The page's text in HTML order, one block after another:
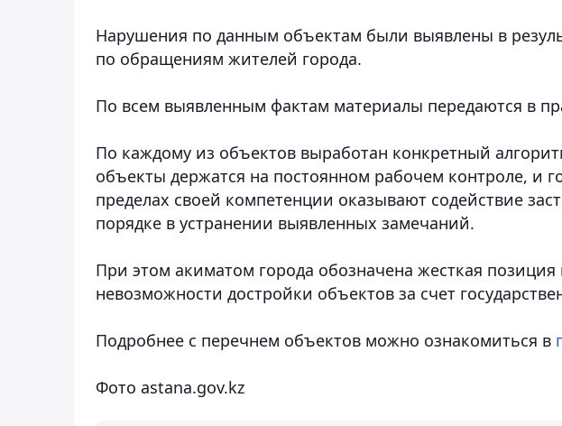
Нарушения по данным объектам были выявлены в
по обращениям жителей города.
По всем выявленным фактам материалы передаются в
По каждому из объектов выработан конкретный
объекты держатся на постоянном рабочем контроле, и
пределах своей компетенции оказывают содействие
порядке в устранении выявленных замечаний.
При этом акиматом города обозначена жесткая позиция
невозможности достройки объектов за счет
Подробнее с перечнем объектов можно ознакомиться в
Фото astana.gov.kz